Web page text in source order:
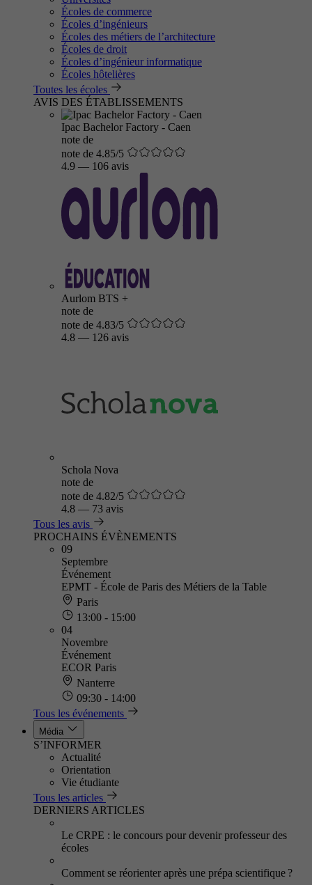
Écoles de commerce
Écoles d’ingénieurs
Écoles des métiers de l’architecture
Écoles de droit
Écoles d’ingénieur informatique
Écoles hôtelières
Toutes les écoles
AVIS DES ÉTABLISSEMENTS
Ipac Bachelor Factory - Caen
note de
note de 4.85/5
4.9 — 106 avis
Aurlom BTS +
note de
note de 4.83/5
4.8 — 126 avis
Schola Nova
note de
note de 4.82/5
4.8 — 73 avis
Tous les avis
PROCHAINS ÉVÈNEMENTS
09
Septembre
Événement
EPMT - École de Paris des Métiers de la Table
Paris
13:00 - 15:00
04
Novembre
Événement
ECOR Paris
Nanterre
09:30 - 14:00
Tous les événements
Média
S’INFORMER
Actualité
Orientation
Vie étudiante
Tous les articles
DERNIERS ARTICLES
Le CRPE : le concours pour devenir professeur des
écoles
Comment se réorienter après une prépa scientifique ?